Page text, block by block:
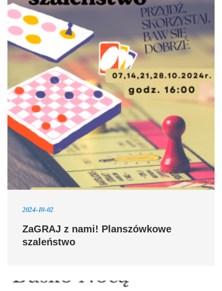
2024-10-02
ZaGRAJ z nami! Planszówkowe
szaleństwo